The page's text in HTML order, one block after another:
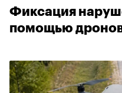
Фиксация
помощью